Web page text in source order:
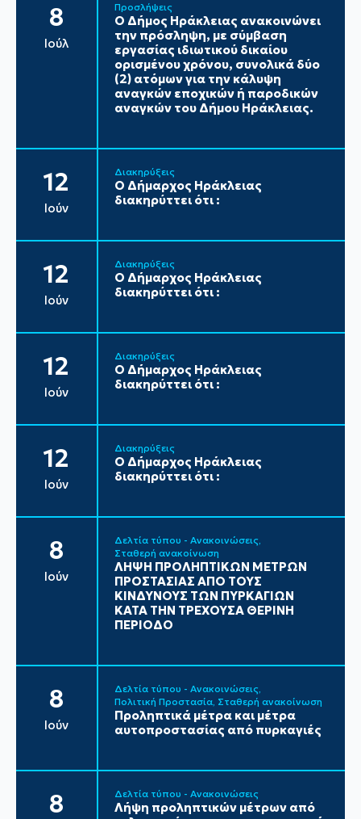
8
Ιούλ
Προσλήψεις
Ο Δήμος Ηράκλειας ανακοινώνει
την πρόσληψη, με σύμβαση
εργασίας ιδιωτικού δικαίου
ορισμένου χρόνου, συνολικά δύο
(2) ατόμων για την κάλυψη
αναγκών εποχικών ή παροδικών
αναγκών του Δήμου Ηράκλειας.
12
Ιούν
Διακηρύξεις
Ο Δήμαρχος Ηράκλειας
διακηρύττει ότι :
12
Ιούν
Διακηρύξεις
Ο Δήμαρχος Ηράκλειας
διακηρύττει ότι :
12
Ιούν
Διακηρύξεις
Ο Δήμαρχος Ηράκλειας
διακηρύττει ότι :
12
Ιούν
Διακηρύξεις
Ο Δήμαρχος Ηράκλειας
διακηρύττει ότι :
8
Ιούν
Δελτία τύπου - Ανακοινώσεις
Σταθερή ανακοίνωση
ΛΗΨΗ ΠΡΟΛΗΠΤΙΚΩΝ ΜΕΤΡΩΝ
ΠΡΟΣΤΑΣΙΑΣ ΑΠΟ ΤΟΥΣ
ΚΙΝΔΥΝΟΥΣ ΤΩΝ ΠΥΡΚΑΓΙΩΝ
ΚΑΤΑ ΤΗΝ ΤΡΕΧΟΥΣΑ ΘΕΡΙΝΗ
ΠΕΡΙΟΔΟ
8
Ιούν
Δελτία τύπου - Ανακοινώσεις
Πολιτική Προστασία Σταθερή ανακοίνωση
Προληπτικά μέτρα και μέτρα
αυτοπροστασίας από πυρκαγιές
8 Δελτία τύπου - Ανακοινώσεις
Λήψη προληπτικών μέτρων από